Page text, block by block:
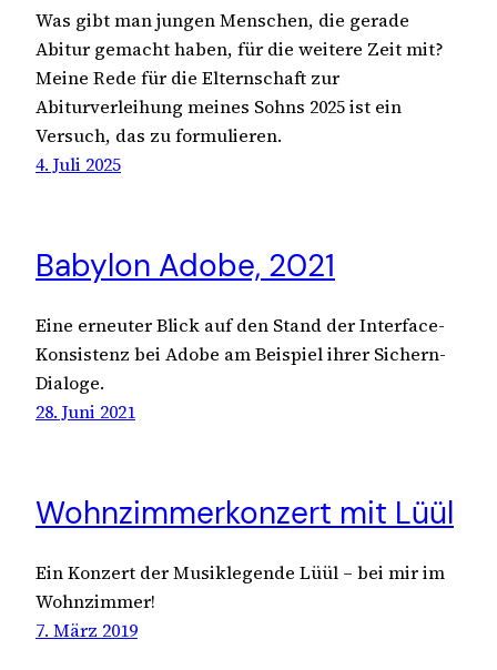
Was gibt man jungen Menschen, die gerade
Abitur gemacht haben, für die weitere Zeit mit?
Meine Rede für die Elternschaft zur
Abiturverleihung meines Sohns 2025 ist ein
Versuch, das zu formulieren.
4. Juli 2025
Babylon Adobe, 2021
Eine erneuter Blick auf den Stand der Interface-
Konsistenz bei Adobe am Beispiel ihrer Sichern-
Dialoge.
28. Juni 2021
Wohnzimmerkonzert mit Lüül
Ein Konzert der Musiklegende Lüül – bei mir im
Wohnzimmer!
7. März 2019